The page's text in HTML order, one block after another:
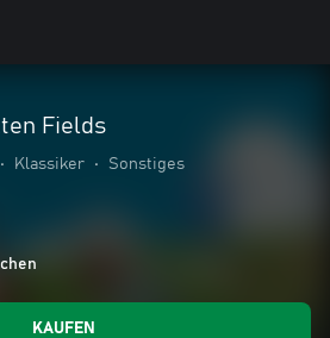
Fields
• Klassiker • Sonstiges
KAUFEN